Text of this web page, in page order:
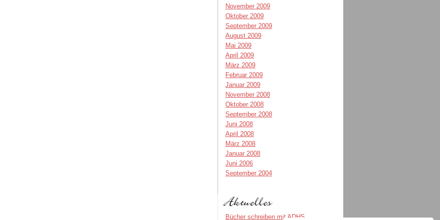
November 2009
Oktober 2009
September 2009
August 2009
Mai 2009
April 2009
März 2009
Februar 2009
Januar 2009
November 2008
Oktober 2008
September 2008
Juni 2008
April 2008
März 2008
Januar 2008
Juni 2006
September 2004
Bücher schreiben mit ADHS